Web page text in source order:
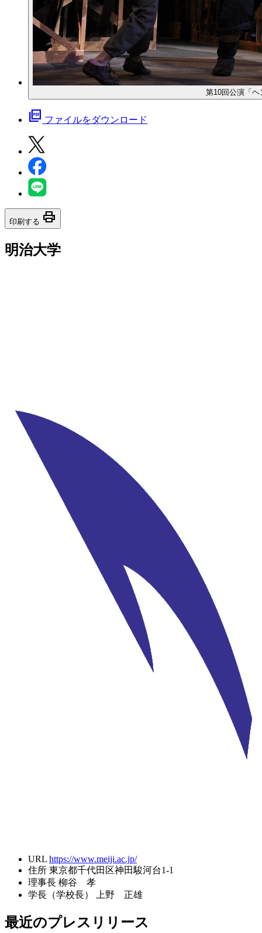
第10回公演「
picture_as_pdf ファイルをダウンロード
印刷する print
明治大学
URL https://www.meiji.ac.jp/
住所 東京都千代田区神田駿河台1-1
理事長 柳谷 孝
学長（学校長）
上野 正雄
最近のプレスリリース